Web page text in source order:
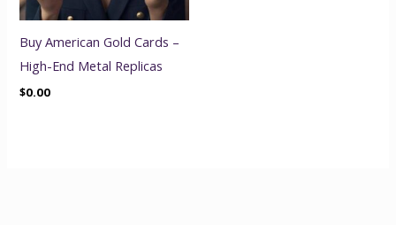
Buy American Gold Cards –
High-End Metal Replicas
$0.00